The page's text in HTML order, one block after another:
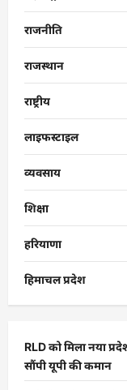
राजनीति
राजस्थान
राष्ट्रीय
लाइफस्टाइल
व्यवसाय
शिक्षा
हरियाणा
हिमाचल प्रदेश
RLD को मिला नया
सौंपी यूपी की कमान